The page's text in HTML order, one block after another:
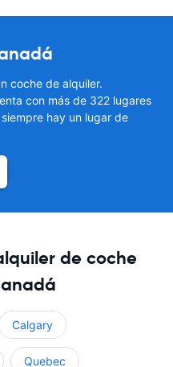
coche de alquiler.
con más de 322 lugares
hay un lugar de
de coche
Calgary
Quebec